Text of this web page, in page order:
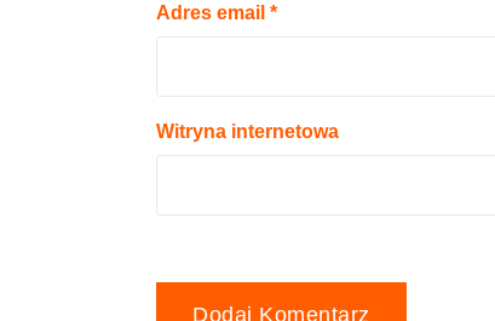
Adres email *
Witryna internetowa